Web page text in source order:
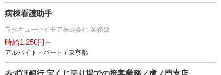
病棟看護助手
ワタキューセイモア株式会社 業務部
時給1,250円～
アルバイト・パート / 東京都
みずほ銀行 宝くじ売り場での接客業務／虎ノ門支店